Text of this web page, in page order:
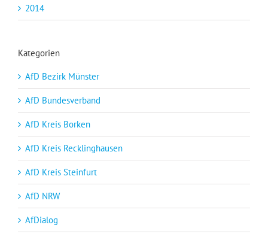
2014
Kategorien
AfD Bezirk Münster
AfD Bundesverband
AfD Kreis Borken
AfD Kreis Recklinghausen
AfD Kreis Steinfurt
AfD NRW
AfDialog